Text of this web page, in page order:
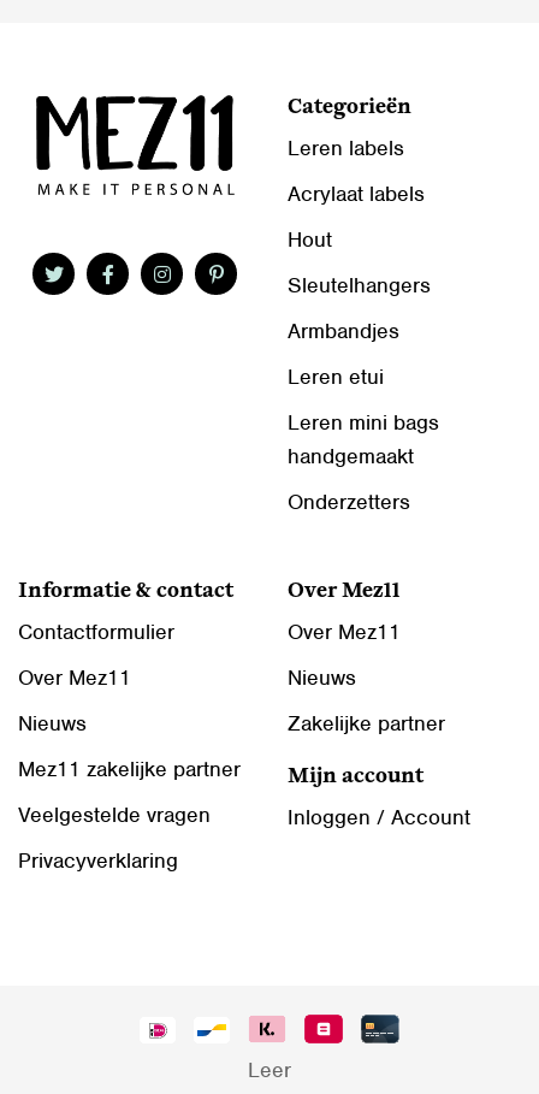
Categorieën
Leren labels
Acrylaat labels
Hout
Sleutelhangers
Armbandjes
Leren etui
Leren mini bags
handgemaakt
Onderzetters
Informatie & contact
Contactformulier
Over Mez11
Nieuws
Mez11 zakelijke partner
Veelgestelde vragen
Privacyverklaring
Over Mez11
Over Mez11
Nieuws
Zakelijke partner
Mijn account
Inloggen / Account
Leer